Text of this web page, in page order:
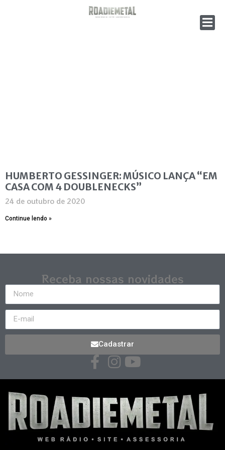
HUMBERTO GESSINGER: MÚSICO LANÇA “EM
CASA COM 4 DOUBLENECKS”
24 de outubro de 2020
Continue lendo »
Receba nossas novidades
Cadastrar